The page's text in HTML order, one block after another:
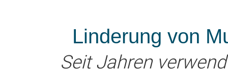
Linderung von
Seit Jahren